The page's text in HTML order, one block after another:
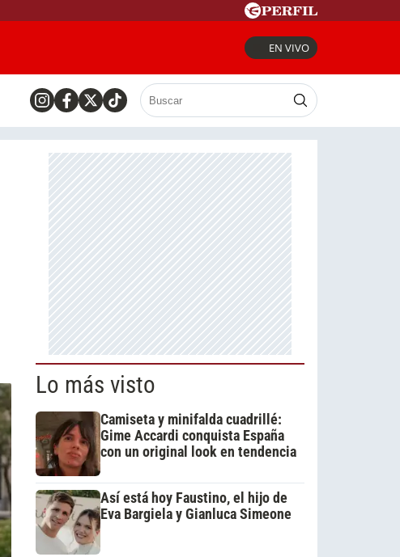
EN VIVO
Lo más visto
Camiseta y minifalda cuadrillé:
Gime Accardi conquista España
con un original look en tendencia
Así está hoy Faustino, el hijo de
Eva Bargiela y Gianluca Simeone